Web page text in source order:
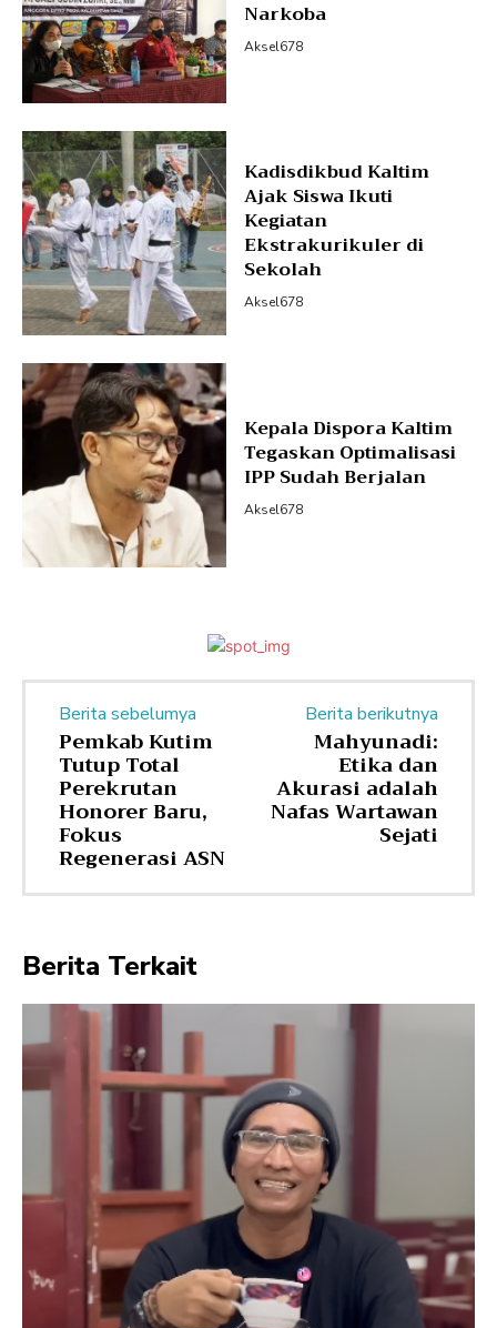
Narkoba
Aksel678
Kadisdikbud Kaltim
Ajak Siswa Ikuti
Kegiatan
Ekstrakurikuler di
Sekolah
Aksel678
Kepala Dispora Kaltim
Tegaskan Optimalisasi
IPP Sudah Berjalan
Aksel678
Berita sebelumya
Pemkab Kutim
Tutup Total
Perekrutan
Honorer Baru,
Fokus
Regenerasi ASN
Berita berikutnya
Mahyunadi:
Etika dan
Akurasi adalah
Nafas Wartawan
Sejati
Berita Terkait